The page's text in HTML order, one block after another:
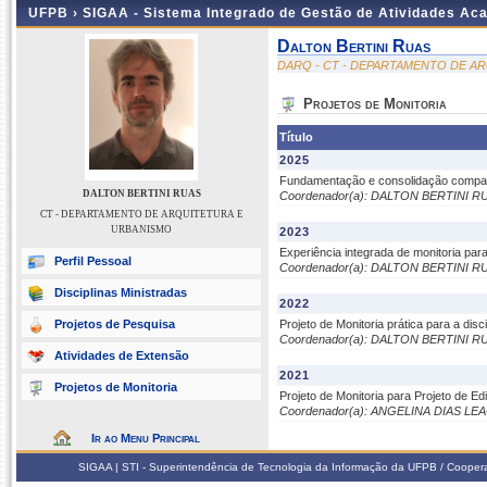
UFPB › SIGAA - Sistema Integrado de Gestão de Atividades
DALTON BERTINI RUAS
CT - DEPARTAMENTO DE ARQUITETURA E
URBANISMO
Perfil Pessoal
Disciplinas Ministradas
Projetos de Pesquisa
Atividades de Extensão
Projetos de Monitoria
Ir ao Menu Principal
Dalton Bertini Ruas
DARQ - CT - DEPARTAMENTO DE
Projetos de Monitoria
Título
2025
Fundamentação e consolidação
Coordenador(a): DALTON BERTINI
2023
Experiência integrada de monitoria
Coordenador(a): DALTON BERTINI
2022
Projeto de Monitoria prática para a
Coordenador(a): DALTON BERTINI
2021
Projeto de Monitoria para Projeto de
Coordenador(a): ANGELINA DIAS
SIGAA | STI - Superintendência de Tecnologia da Informação da UFPB /